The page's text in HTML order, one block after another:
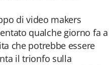
di video makers
qualche giorno fa a
che potrebbe essere
il trionfo sulla